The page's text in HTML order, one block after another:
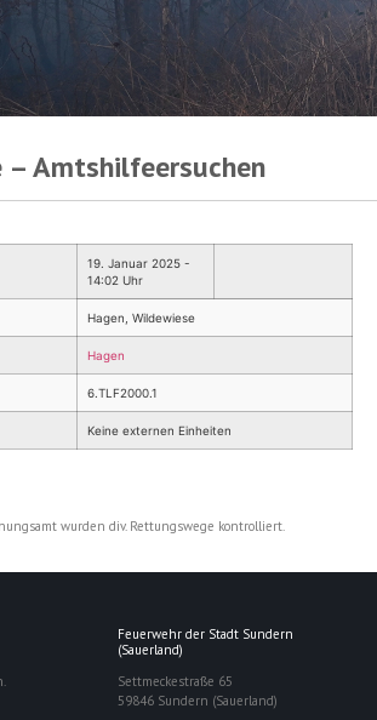
Amtshilfeersuchen
19. Januar 2025 -
14:02 Uhr
Hagen, Wildewiese
Hagen
6.TLF2000.1
Keine externen Einheiten
wurden div. Rettungswege kontrolliert.
Feuerwehr der Stadt Sundern
(Sauerland)
Settmeckestraße 65
59846 Sundern (Sauerland)